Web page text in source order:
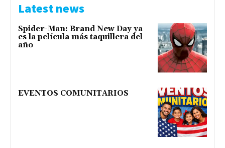
Latest news
Spider-Man: Brand New Day ya
es la película más taquillera del
año
EVENTOS COMUNITARIOS